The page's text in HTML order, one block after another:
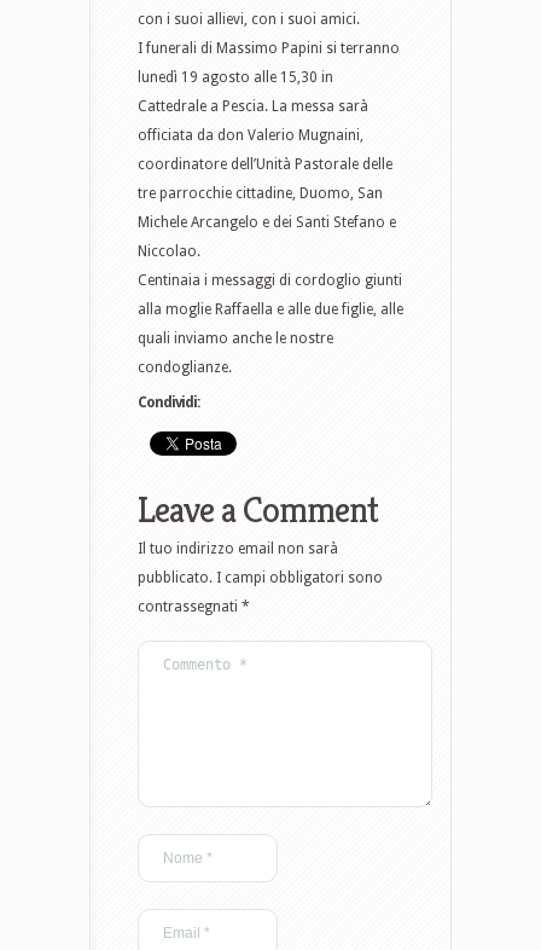
con i suoi allievi, con i suoi amici.
I funerali di Massimo Papini si terranno
lunedì 19 agosto alle 15,30 in
Cattedrale a Pescia. La messa sarà
officiata da don Valerio Mugnaini,
coordinatore dell’Unità Pastorale delle
tre parrocchie cittadine, Duomo, San
Michele Arcangelo e dei Santi Stefano e
Niccolao.
Centinaia i messaggi di cordoglio giunti
alla moglie Raffaella e alle due figlie, alle
quali inviamo anche le nostre
condoglianze.
Condividi:
Leave a Comment
Il tuo indirizzo email non sarà
pubblicato. I campi obbligatori sono
contrassegnati *